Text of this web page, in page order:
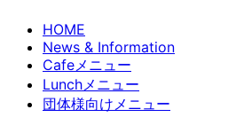
HOME
News & Information
Cafeメニュー
Lunchメニュー
団体様向けメニュー